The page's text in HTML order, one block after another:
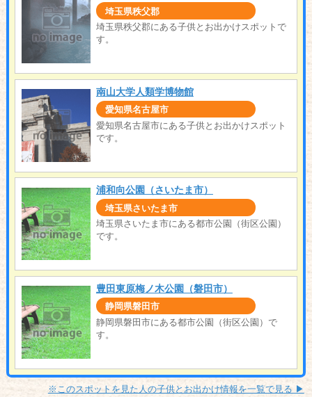
埼玉県秩父郡
埼玉県秩父郡にある子供とお出かけスポットで
す。
南山大学人類学博物館
愛知県名古屋市
愛知県名古屋市にある子供とお出かけスポット
です。
浦和向公園（さいたま市）
埼玉県さいたま市
埼玉県さいたま市にある都市公園（街区公園）
です。
豊田東原梅ノ木公園（磐田市）
静岡県磐田市
静岡県磐田市にある都市公園（街区公園）で
す。
※このスポットを見た人の子供とお出かけ情報を一覧で見る ▶︎